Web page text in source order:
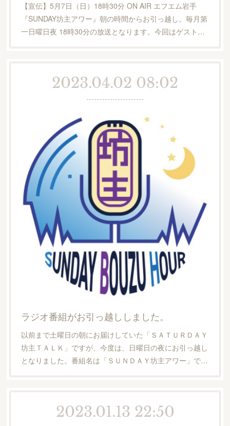
【宣伝】5月7日（日）18時30分 ON AIR エフエム岩手
『SUNDAY坊主アワー』朝の時間からお引っ越し。毎月第
一日曜日夜 18時30分の放送となります。今回はゲスト…
2023.04.02 08:02
ラジオ番組がお引っ越ししました。
以前まで土曜日の朝にお届けしていた「ＳＡＴＵＲＤＡＹ
坊主ＴＡＬＫ」ですが、今度は、日曜日の夜にお引っ越し
となりました。番組名は「ＳＵＮＤＡＹ坊主アワー」で…
2023.01.13 22:50